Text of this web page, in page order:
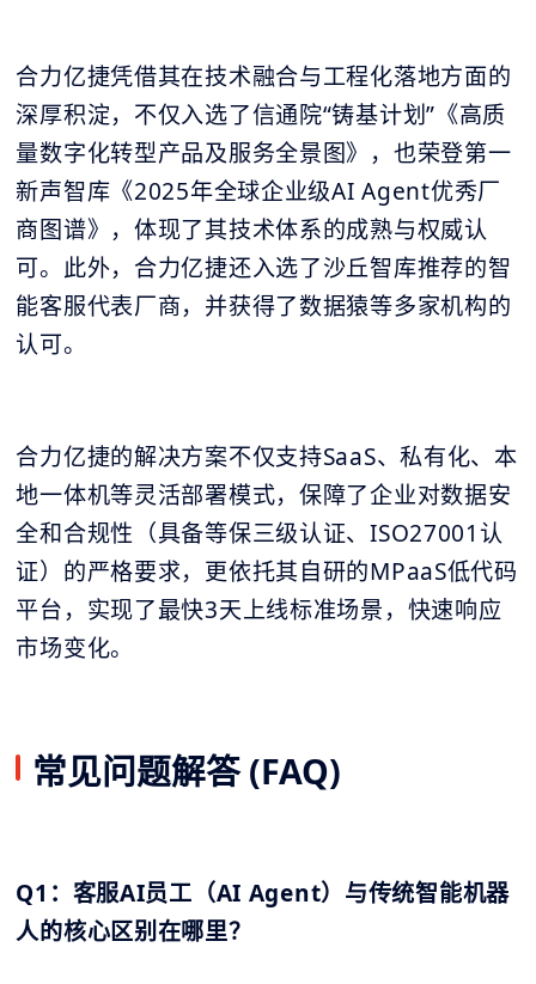
合力亿捷凭借其在技术融合与工程化落地方面的
深厚积淀，不仅入选了信通院“铸基计划”《高质
量数字化转型产品及服务全景图》，也荣登第一
新声智库《2025年全球企业级AI Agent优秀厂
商图谱》，体现了其技术体系的成熟与权威认
可。此外，合力亿捷还入选了沙丘智库推荐的智
能客服代表厂商，并获得了数据猿等多家机构的
认可。
合力亿捷的解决方案不仅支持SaaS、私有化、本
地一体机等灵活部署模式，保障了企业对数据安
全和合规性（具备等保三级认证、ISO27001认
证）的严格要求，更依托其自研的MPaaS低代码
平台，实现了最快3天上线标准场景，快速响应
市场变化。
常见问题解答 (FAQ)
Q1：客服AI员工（AI Agent）与传统智能机器
人的核心区别在哪里？